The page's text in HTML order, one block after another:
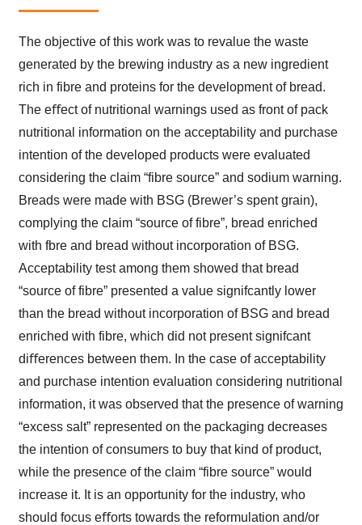
The objective of this work was to revalue the waste
generated by the brewing industry as a new ingredient
rich in fibre and proteins for the development of bread.
The eﬀect of nutritional warnings used as front of pack
nutritional information on the acceptability and purchase
intention of the developed products were evaluated
considering the claim “fibre source” and sodium warning.
Breads were made with BSG (Brewer’s spent grain),
complying the claim “source of fibre”, bread enriched
with fbre and bread without incorporation of BSG.
Acceptability test among them showed that bread
“source of fibre” presented a value signifcantly lower
than the bread without incorporation of BSG and bread
enriched with fibre, which did not present signifcant
diﬀerences between them. In the case of acceptability
and purchase intention evaluation considering nutritional
information, it was observed that the presence of warning
“excess salt” represented on the packaging decreases
the intention of consumers to buy that kind of product,
while the presence of the claim “fibre source” would
increase it. It is an opportunity for the industry, who
should focus eﬀorts towards the reformulation and/or